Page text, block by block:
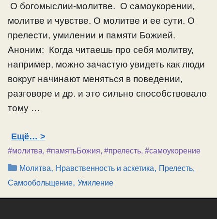
О богомыслии-молитве. О самоукорении,
молитве и чувстве. О молитве и ее сути. О
прелести, умилении и памяти Божией.
Аноним: Когда читаешь про себя молитву,
например, можно зачастую увидеть как люди
вокруг начинают меняться в поведении,
разговоре и др. и это сильно способствовало
тому …
Ещё…
#молитва, #памятьБожия, #прелесть, #самоукорение
Рубрики
Молитва, Нравственность и аскетика, Прелесть,
Самообольщение, Умиление